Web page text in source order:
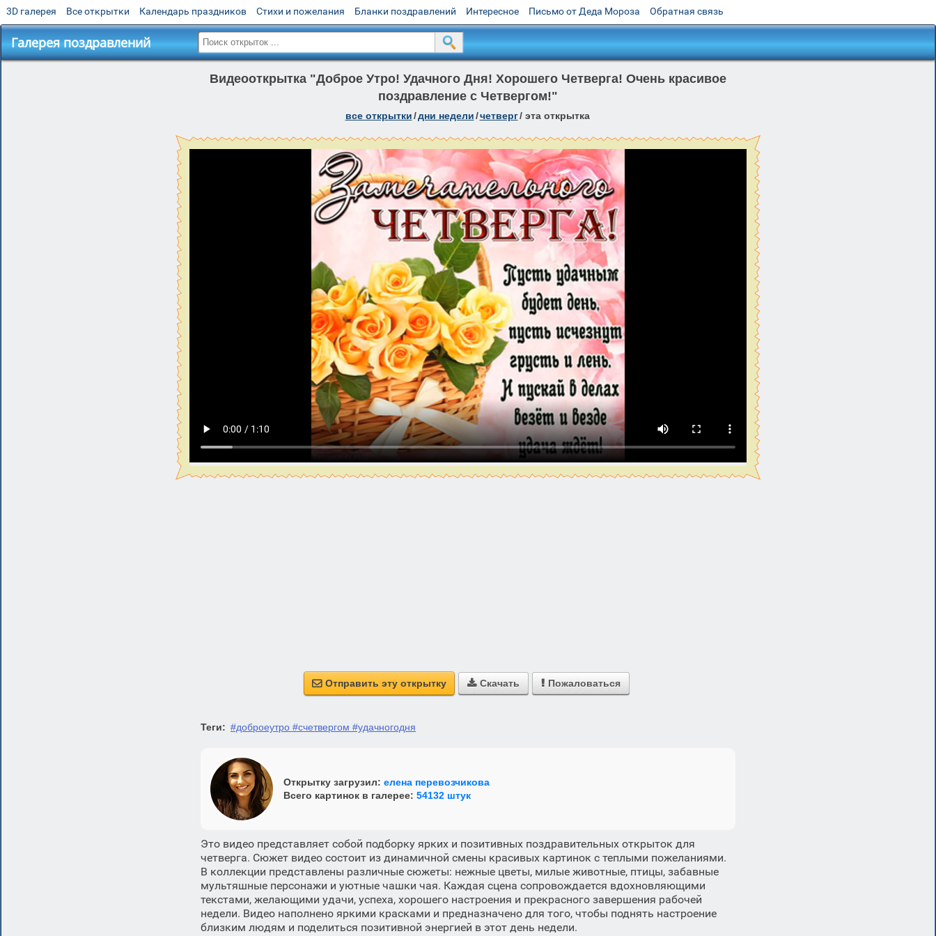
3D галерея Все открытки Календарь праздников Стихи и пожелания Бланки поздравлений Интересное Письмо от Деда Мороза Обратная связь
Галерея поздравлений
Видеооткрытка "Доброе Утро! Удачного Дня! Хорошего Четверга! Очень красивое
поздравление с Четвергом!"
все открытки/дни недели/четверг/ эта открытка
 Отправить эту открытку  Скачать  Пожаловаться
Теги: #доброеутро #счетвергом #удачногодня
Открытку загрузил: елена перевозчикова
Всего картинок в галерее: 54132 штук
Это видео представляет собой подборку ярких и позитивных поздравительных открыток для
четверга. Сюжет видео состоит из динамичной смены красивых картинок с теплыми пожеланиями.
В коллекции представлены различные сюжеты: нежные цветы, милые животные, птицы, забавные
мультяшные персонажи и уютные чашки чая. Каждая сцена сопровождается вдохновляющими
текстами, желающими удачи, успеха, хорошего настроения и прекрасного завершения рабочей
недели. Видео наполнено яркими красками и предназначено для того, чтобы поднять настроение
близким людям и поделиться позитивной энергией в этот день недели.